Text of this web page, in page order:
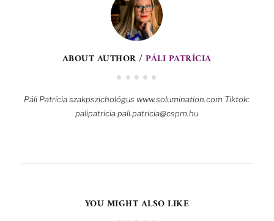
ABOUT AUTHOR /PÁLI PATRÍCIA
Páli Patrícia szakpszichológus www.solumination.com Tiktok:
palipatricia pali.patricia@cspm.hu
YOU MIGHT ALSO LIKE